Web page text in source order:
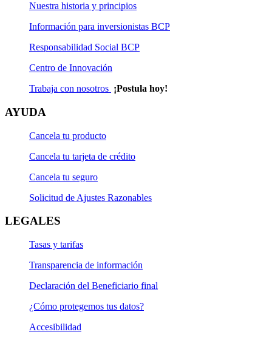
Nuestra historia y principios
Información para inversionistas BCP
Responsabilidad Social BCP
Centro de Innovación
Trabaja con nosotros ¡Postula hoy!
AYUDA
Cancela tu producto
Cancela tu tarjeta de crédito
Cancela tu seguro
Solicitud de Ajustes Razonables
LEGALES
Tasas y tarifas
Transparencia de información
Declaración del Beneficiario final
¿Cómo protegemos tus datos?
Accesibilidad